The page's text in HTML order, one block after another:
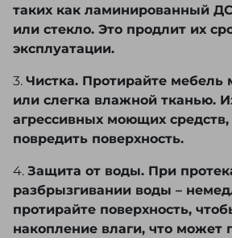
таких как ламинированный
или стекло. Это продлит их
эксплуатации.
3. Чистка. Протирайте мебель
или слегка влажной тканью.
агрессивных моющих
повредить поверхность.
4. Защита от воды. При
разбрызгивании воды –
протирайте поверхность,
накопление влаги, что может